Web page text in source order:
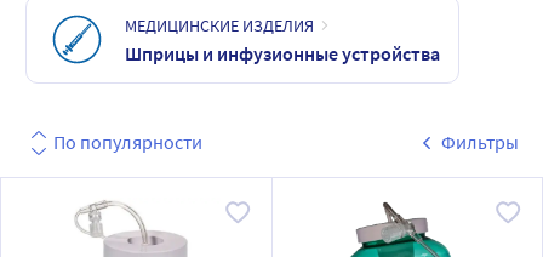
МЕДИЦИНСКИЕ ИЗДЕЛИЯ
Шприцы и инфузионные устройства
По популярности Фильтры